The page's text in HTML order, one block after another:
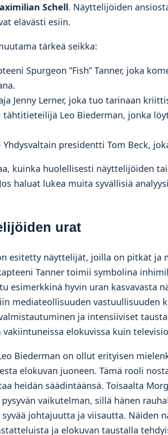
Schell. Näyttelijöiden
elävästi esiin.
tärkeä seikka:
Spurgeon ”Fish” Tanner, joka
Jenny Lerner, joka tuo tarinaan
tähtitieteilijä Leo Biederman, jonka
Yhdysvaltain presidentti Tom Beck,
kuinka huolellisesti näyttelijöiden
haluat lukea muita syvällisiä
urat
esitetty näyttelijät, joilla on pitkät ja
Tanner toimii symbolina
esimerkkinä hyvin uran kasvavasta
mediateollisuuden vastuullisuuden
ja intensiiviset
elokuvissa kuin
Biederman on ollut erityisen
elokuvan juoneen. Tämä rooli
heidän säädintäänsä. Toisaalta
vaikutelman, sillä hänen
johtajuutta ja viisautta. Näiden
ja elokuvan taustalla